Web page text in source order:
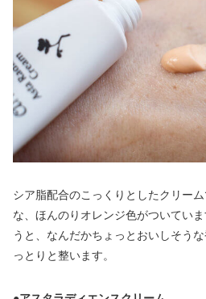
シア脂配合のこっくりとしたクリー
な、ほんのりオレンジ色がついてい
うと、なんだかちょっとおいしそう
っとりと整います。